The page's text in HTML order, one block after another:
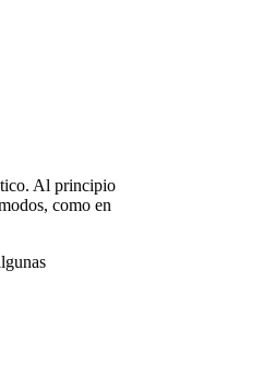
Al principio
como en